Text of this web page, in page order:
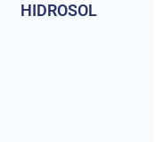
HIDROSOL